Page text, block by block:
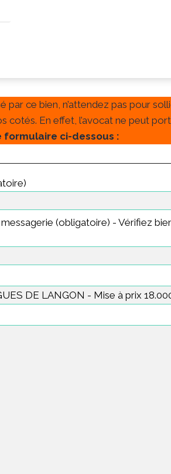
par ce bien, n’attendez pas pour
cotés. En effet, l’avocat ne peut
formulaire ci-dessous :
(obligatoire) - Vérifiez